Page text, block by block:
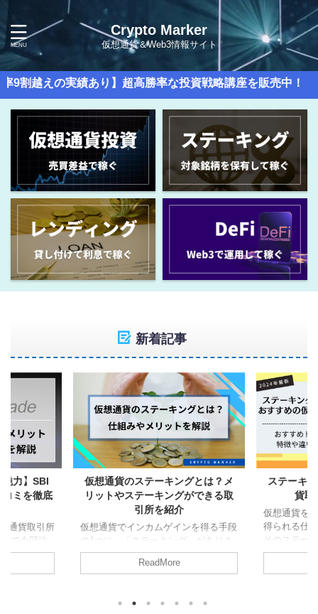
Crypto Marker
仮想通貨＆Web3情報サイト
績あり】超高勝率な投資戦略講座を販売中！
新着記事
とは？メ
できる取
を得る手段
がありま
的な運用
ステーキングでおすすめの仮想通
貨取引所5選を紹介！
仮想通貨をとおしてインカムゲインを
得られる仕組み「ステーキング」。
そのステーキングにトライしてみたい
と思いつつも、 どの仮想通貨取引所
にステーキングのサービスがあるの
ない、という方もいるでしょう。 今
ReadMore
【信頼と
インの
仮想通貨（
に30社ほど
くの競合が
足度の総合